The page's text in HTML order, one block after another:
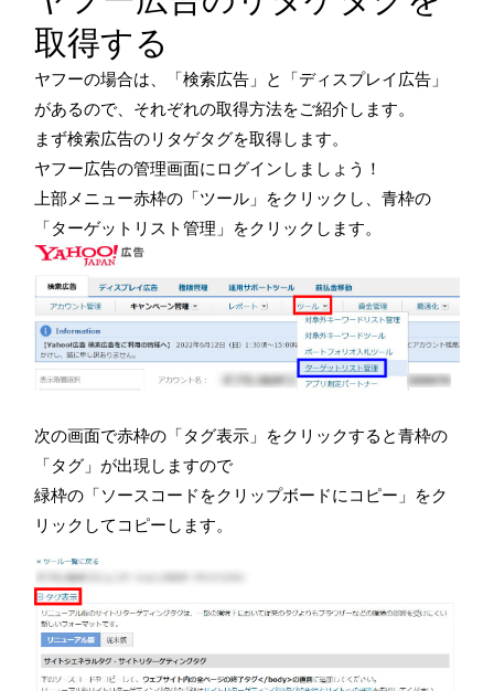
取得する
ヤフーの場合は、「検索広告」と「ディスプレイ広告」
があるので、それぞれの取得方法をご紹介します。
まず検索広告のリタゲタグを取得します。
ヤフー広告の管理画面にログインしましょう！
上部メニュー赤枠の「ツール」をクリックし、青枠の
「ターゲットリスト管理」をクリックします。
次の画面で赤枠の「タグ表示」をクリックすると青枠の
「タグ」が出現しますので
緑枠の「ソースコードをクリップボードにコピー」をク
リックしてコピーします。